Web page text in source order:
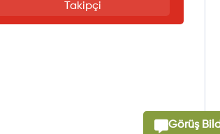
Takipçi
Görüş